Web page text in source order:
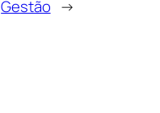
Gestão →